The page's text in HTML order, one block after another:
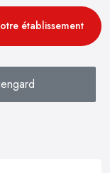
établissement